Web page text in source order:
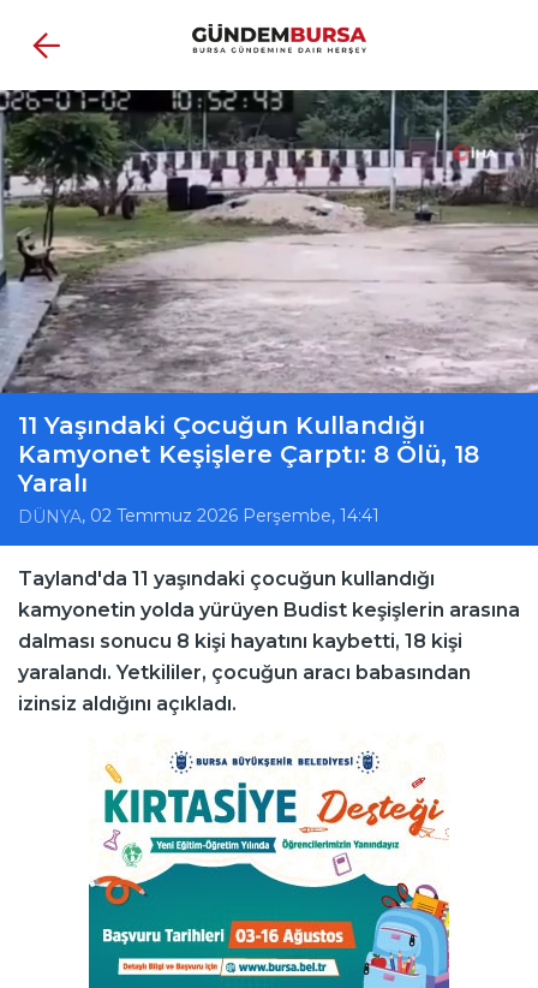
11 Yaşındaki Çocuğun Kullandığı
Kamyonet Keşişlere Çarptı: 8 Ölü, 18
Yaralı
DÜNYA, 02 Temmuz 2026 Perşembe, 14:41
Tayland'da 11 yaşındaki çocuğun kullandığı
kamyonetin yolda yürüyen Budist keşişlerin arasına
dalması sonucu 8 kişi hayatını kaybetti, 18 kişi
yaralandı. Yetkililer, çocuğun aracı babasından
izinsiz aldığını açıkladı.